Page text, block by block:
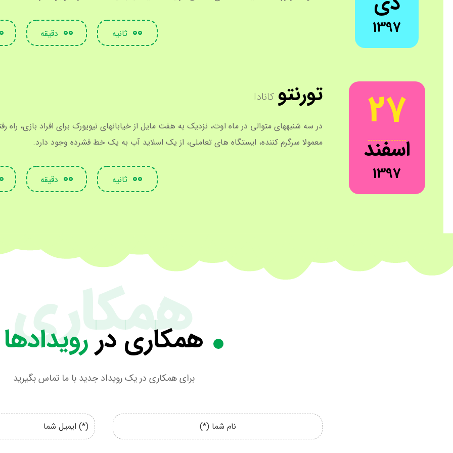
1397
00 دقیقه 00 ثانیه
27
اسفند
1397
تورنتو کانادا
در سه شنبههای متوالی در ماه اوت، نزدیک به هفت مایل از خیابانهای نیویورک برای افراد بازی،
معمولا سرگرم کننده، ایستگاه های تعاملی، از یک اسلاید آب به یک خط فشرده وجود دارد.
00 دقیقه 00 ثانیه
همکاری
همکاری دررویدادها
برای همکاری در یک رویداد جدید با ما تماس بگیرید